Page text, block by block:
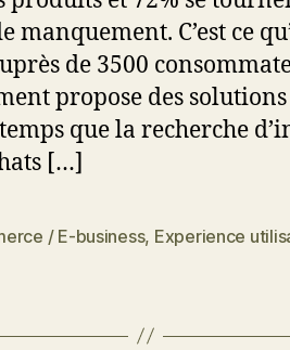
manquement. C’est ce
de 3500
propose des solutions
que la recherche
[…]
/ E-business, Experience